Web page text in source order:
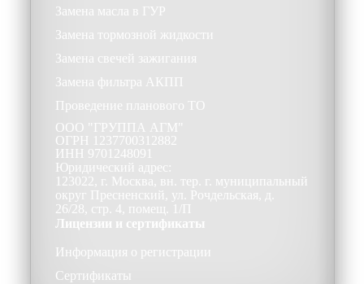
Замена масла в ГУР
Замена тормозной жидкости
Замена свечей зажигания
Замена фильтра АКПП
Проведение планового ТО
ООО "ГРУППА АГМ"
ОГРН 1237700312882
ИНН 9701248091
Юридический адрес:
123022, г. Москва, вн. тер. г. муниципальный
округ Пресненский, ул. Рочдельская, д.
26/28, стр. 4, помещ. 1/П
Лицензии и сертификаты
Информация о регистрации
Сертификаты